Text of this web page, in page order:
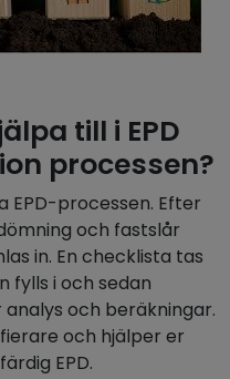
till i EPD
processen?
EPD-processen. Efter
och fastslår
in. En checklista tas
fylls i och sedan
och beräkningar.
och hjälper er
EPD.